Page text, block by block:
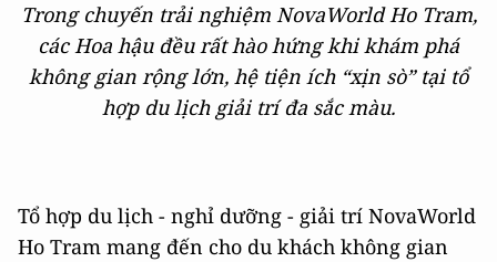
Trong chuyến trải nghiệm NovaWorld Ho Tram,
các Hoa hậu đều rất hào hứng khi khám phá
không gian rộng lớn, hệ tiện ích “xịn sò” tại tổ
hợp du lịch giải trí đa sắc màu.
Tổ hợp du lịch - nghỉ dưỡng - giải trí NovaWorld
Ho Tram mang đến cho du khách không gian